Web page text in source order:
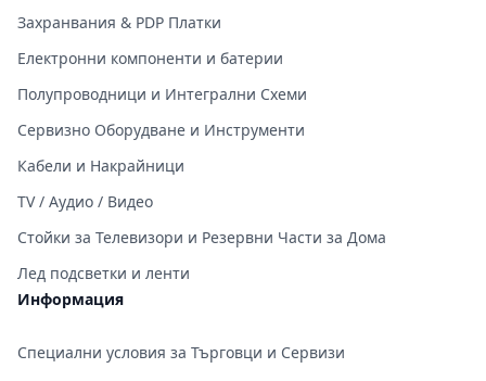
Захранвания & PDP Платки
Електронни компоненти и батерии
Полупроводници и Интегрални Схеми
Сервизно Оборудване и Инструменти
Кабели и Накрайници
TV / Аудио / Видео
Стойки за Телевизори и Резервни Части за Дома
Лед подсветки и ленти
Информация
Специални условия за Търговци и Сервизи